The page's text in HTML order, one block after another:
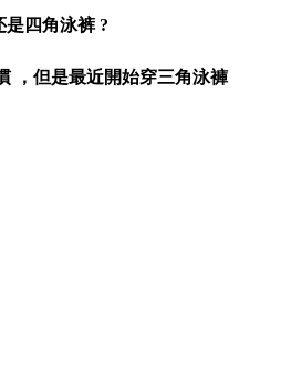
四角泳裤 ?
，但是最近開始穿三角泳褲